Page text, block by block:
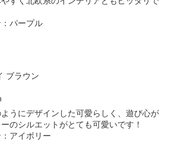
パープル
ブラウン
うにデザインした可愛らしく、遊び心が
のシルエットがとても可愛いです！
アイボリー